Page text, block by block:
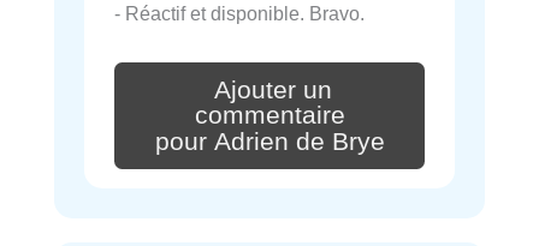
- Réactif et disponible. Bravo.
Ajouter un
commentaire
pour Adrien de Brye